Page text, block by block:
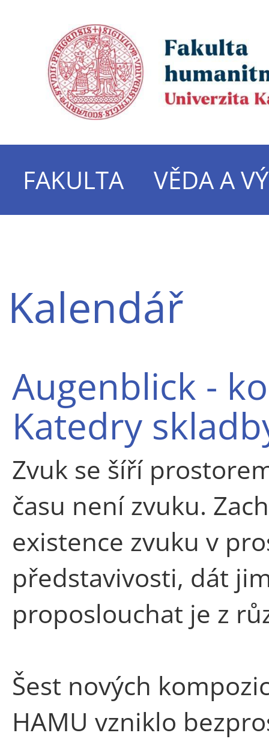
FAKULTA VĚDA A
Kalendář
Augenblick -
Katedry
Zvuk se šíří
času není zvuku.
existence zvuku v
představivosti, dát
proposlouchat je z
Šest nových
HAMU vzniklo